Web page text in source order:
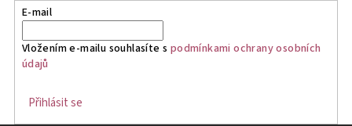
E-mail
Vložením e-mailu souhlasíte s podmínkami ochrany osobních
údajů
Přihlásit se